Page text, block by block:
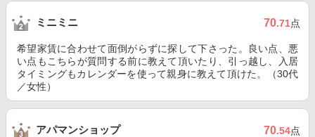
ミニミニ 70.71点
希望家賃に合わせて面倒がらずに探して下さった。良い点、悪
い点もこちらが質問する前に教えて頂いたり、引っ越し、入居
タイミングもカレンダーを使って親身に教えて頂けた。（30代
／女性）
アパマンショップ 70.54点